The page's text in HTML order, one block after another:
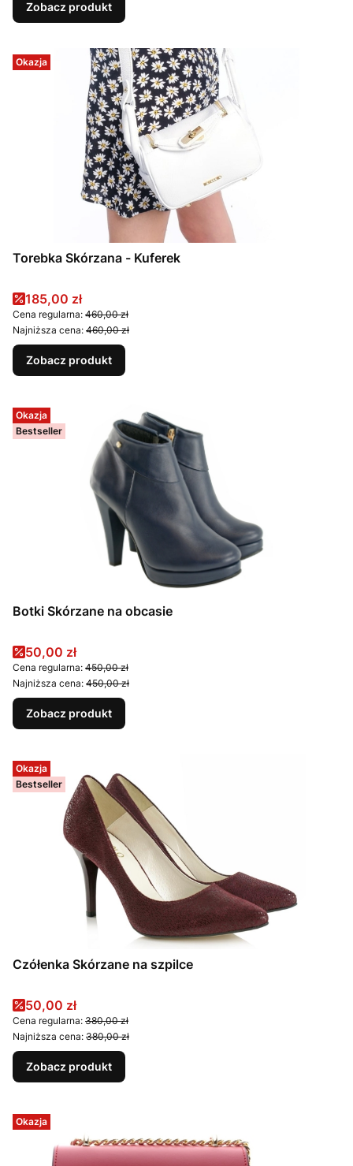
Zobacz produkt
Okazja
Torebka Skórzana - Kuferek
Cena promocyjna
185,00 zł
Cena regularna: 460,00 zł
Najniższa cena: 460,00 zł
Zobacz produkt
Okazja
Bestseller
Botki Skórzane na obcasie
Cena promocyjna
50,00 zł
Cena regularna: 450,00 zł
Najniższa cena: 450,00 zł
Zobacz produkt
Okazja
Bestseller
Czółenka Skórzane na szpilce
Cena promocyjna
50,00 zł
Cena regularna: 380,00 zł
Najniższa cena: 380,00 zł
Zobacz produkt
Okazja